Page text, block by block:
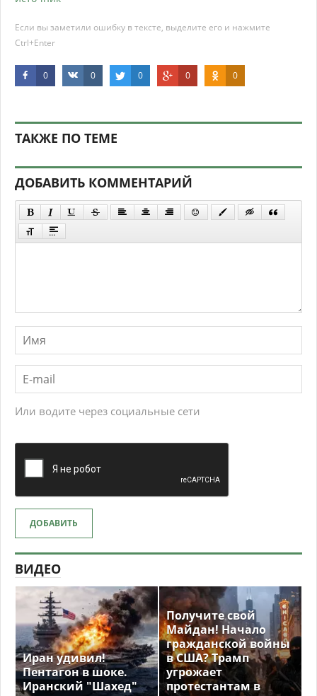
Если вы заметили ошибку в тексте, выделите его и нажмите
Ctrl+Enter
0 0 0 0 0
ТАКЖЕ ПО ТЕМЕ
ДОБАВИТЬ КОММЕНТАРИЙ
Или водите через социальные сети
ДОБАВИТЬ
ВИДЕО
Иран удивил!
Пентагон в шоке.
Иранский "Шахед"
Получите свой
Майдан! Начало
гражданской войны
в США? Трамп
угрожает
протестантам в